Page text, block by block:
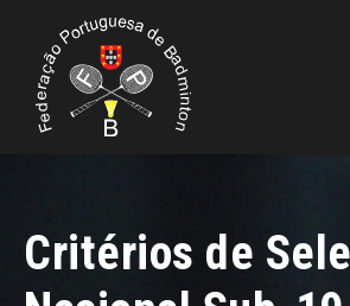
Critérios de